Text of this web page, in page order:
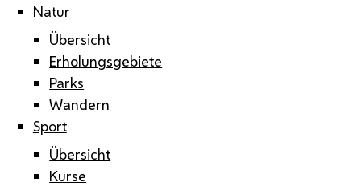
Natur
Übersicht
Erholungsgebiete
Parks
Wandern
Sport
Übersicht
Kurse